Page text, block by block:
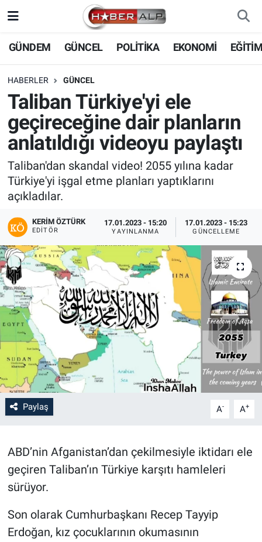
GÜNDEM GÜNCEL POLİTİKA EKONOMİ
HABERLER GÜNCEL
Taliban Türkiye'yi ele
geçireceğine dair planların
anlatıldığı videoyu paylaştı
Taliban'dan skandal video! 2055 yılına kadar
Türkiye'yi işgal etme planları yaptıklarını
açıkladılar.
KERIM ÖZTÜRK
EDITÖR
17.01.2023 - 15:20
YAYINLANMA
17.01.2023 - 15:23
GÜNCELLEME
Paylaş A- A+
ABD’nin Afganistan’dan çekilmesiyle iktidarı ele
geçiren Taliban’ın Türkiye karşıtı hamleleri
sürüyor.
Son olarak Cumhurbaşkanı Recep Tayyip
Erdoğan, kız çocuklarının okumasının
Nöbetçi Eczaneler
Hava Durumu
Trafik Durumu
Süper Lig Puan Durumu ve Fikstür
Tüm Manşetler
Son Dakika Haberleri
Haber Arşivi